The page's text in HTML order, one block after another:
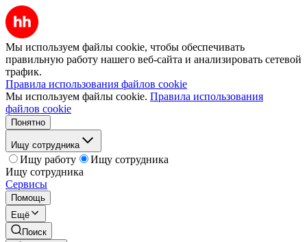
Мы используем файлы cookie, чтобы обеспечивать
правильную работу нашего веб-сайта и анализировать сетевой
трафик.
Правила использования файлов cookie
Мы используем файлы cookie. Правила использования
файлов cookie
Понятно
Ищу сотрудника
Ищу работу
Ищу сотрудника
Ищу сотрудника
Сервисы
Помощь
Ещё
Поиск